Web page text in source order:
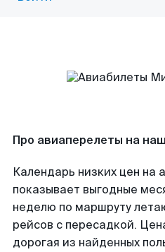
Про авиаперелеты на
Календарь низких цен на
показывает выгодные
неделю по маршруту
рейсов с пересадкой.
дорогая из найденных